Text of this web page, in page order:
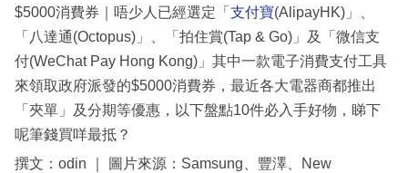
$5000消費券｜唔少人已經選定「 支付寶(AlipayHK)」、
「八達通(Octopus)」、「拍住賞(Tap & Go)」及「微信支
付(WeChat Pay Hong Kong)」其中一款電子消費支付工具
來領取政府派發的$5000消費券，最近各大電器商都推出
「夾單」及分期等優惠，以下盤點10件必入手好物，睇下
呢筆錢買咩最抵？
撰文：odin ｜ 圖片來源：Samsung、豐澤、New